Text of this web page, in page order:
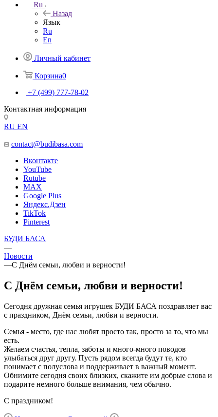
Ru
Назад
Язык
Ru
En
Личный кабинет
Корзина0
+7 (499) 777-78-02
Контактная информация
RU EN
contact@budibasa.com
Вконтакте
YouTube
Rutube
MAX
Google Plus
Яндекс.Дзен
TikTok
Pinterest
БУДИ БАСА
—
Новости
—С Днём семьи, любви и верности!
С Днём семьи, любви и верности!
Сегодня дружная семья игрушек БУДИ БАСА поздравляет вас
с праздником, Днём семьи, любви и верности.
Семья - место, где нас любят просто так, просто за то, что мы
есть.
Желаем счастья, тепла, заботы и много-много поводов
улыбаться друг другу. Пусть рядом всегда будут те, кто
понимает с полуслова и поддерживает в важный момент.
Обнимите сегодня своих близких, скажите им добрые слова и
подарите немного больше внимания, чем обычно.
С праздником!